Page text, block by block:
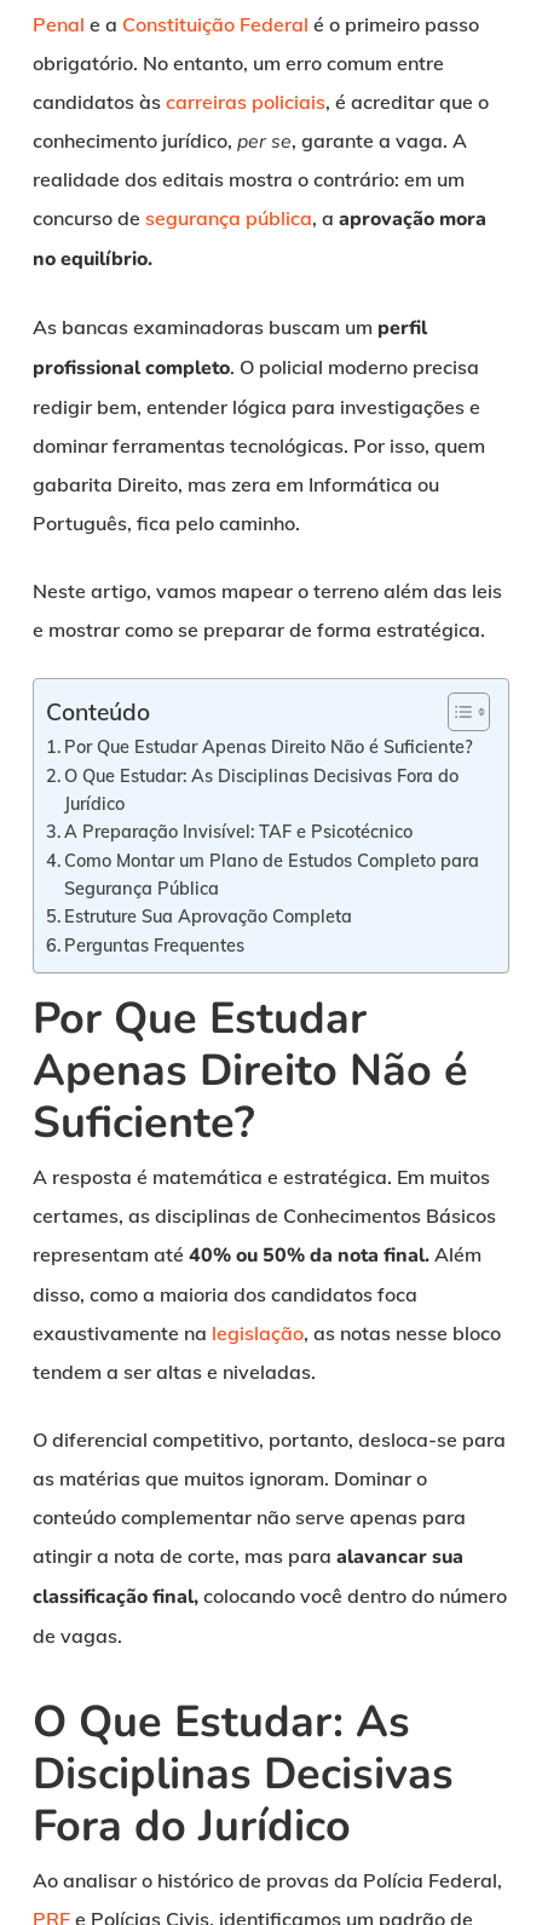
Penal e a Constituição Federal é o primeiro passo
obrigatório. No entanto, um erro comum entre
candidatos às carreiras policiais, é acreditar que o
conhecimento jurídico, per se, garante a vaga. A
realidade dos editais mostra o contrário: em um
concurso de segurança pública, a aprovação mora
no equilíbrio.
As bancas examinadoras buscam um perfil
profissional completo. O policial moderno precisa
redigir bem, entender lógica para investigações e
dominar ferramentas tecnológicas. Por isso, quem
gabarita Direito, mas zera em Informática ou
Português, fica pelo caminho.
Neste artigo, vamos mapear o terreno além das leis
e mostrar como se preparar de forma estratégica.
Conteúdo
Por Que Estudar Apenas Direito Não é Suficiente?
O Que Estudar: As Disciplinas Decisivas Fora do
Jurídico
A Preparação Invisível: TAF e Psicotécnico
Como Montar um Plano de Estudos Completo para
Segurança Pública
Estruture Sua Aprovação Completa
Perguntas Frequentes
Por Que Estudar
Apenas Direito Não é
Suficiente?
A resposta é matemática e estratégica. Em muitos
certames, as disciplinas de Conhecimentos Básicos
representam até 40% ou 50% da nota final.Além
disso, como a maioria dos candidatos foca
exaustivamente na legislação, as notas nesse bloco
tendem a ser altas e niveladas.
O diferencial competitivo, portanto, desloca-se para
as matérias que muitos ignoram. Dominar o
conteúdo complementar não serve apenas para
atingir a nota de corte, mas para alavancar sua
classificação final, colocando você dentro do número
de vagas.
O Que Estudar: As
Disciplinas Decisivas
Fora do Jurídico
Ao analisar o histórico de provas da Polícia Federal,
PRFe Polícias Civis, identificamos um padrão de